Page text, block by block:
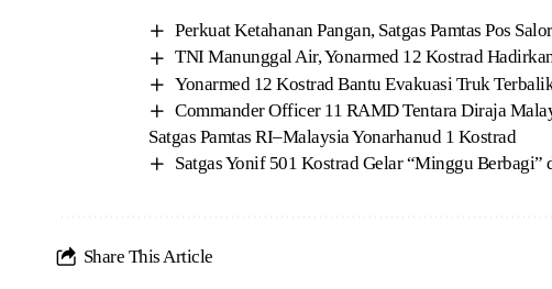
Perkuat Ketahanan Pangan, Satgas Pamtas Pos
TNI Manunggal Air, Yonarmed 12 Kostrad
Yonarmed 12 Kostrad Bantu Evakuasi Truk
Commander Officer 11 RAMD Tentara Diraja
Satgas Pamtas RI–Malaysia Yonarhanud 1 Kostrad
Satgas Yonif 501 Kostrad Gelar “Minggu
Share This Article